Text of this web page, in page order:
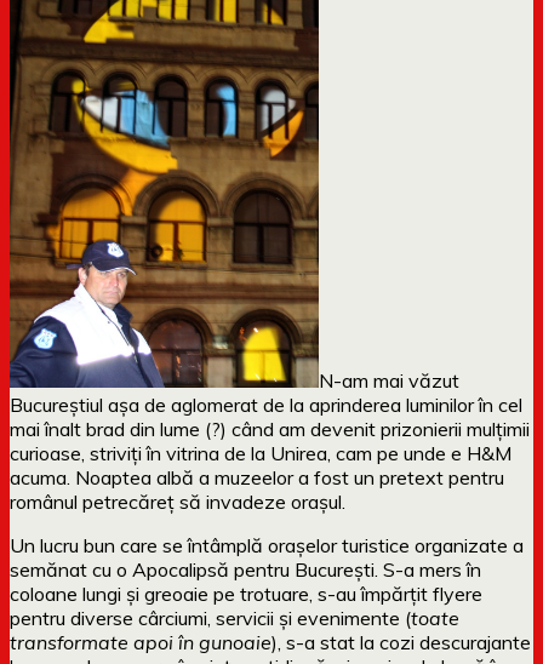
N-am mai văzut
Bucureștiul așa de aglomerat de la aprinderea luminilor în cel
mai înalt brad din lume (?) când am devenit prizonierii mulțimii
curioase, striviți în vitrina de la Unirea, cam pe unde e H&M
acuma. Noaptea albă a muzeelor a fost un pretext pentru
românul petrecăreț să invadeze orașul.
Un lucru bun care se întâmplă orașelor turistice organizate a
semănat cu o Apocalipsă pentru București. S-a mers în
coloane lungi și greoaie pe trotuare, s-au împărțit flyere
pentru diverse cârciumi, servicii și evenimente (toate
transformate apoi în gunoaie), s-a stat la cozi descurajante